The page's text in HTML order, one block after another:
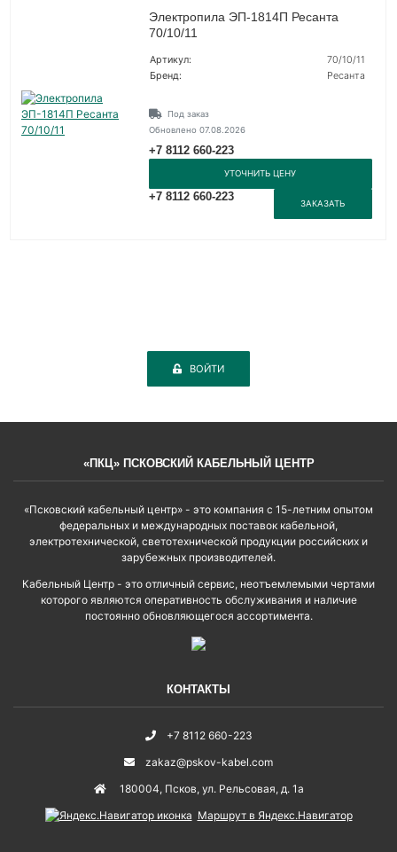
Электропила ЭП-1814П Ресанта
70/10/11
Артикул:
70/10/11
Бренд:
Ресанта
Под заказ
Обновлено 07.08.2026
+7 8112 660-223
УТОЧНИТЬ ЦЕНУ
+7 8112 660-223
ЗАКАЗАТЬ
ВОЙТИ
«ПКЦ» ПСКОВСКИЙ КАБЕЛЬНЫЙ ЦЕНТР
«Псковский кабельный центр» - это компания с 15-летним опытом
федеральных и международных поставок кабельной,
электротехнической, светотехнической продукции российских и
зарубежных производителей.
Кабельный Центр - это отличный сервис, неотъемлемыми чертами
которого являются оперативность обслуживания и наличие
постоянно обновляющегося ассортимента.
КОНТАКТЫ
+7 8112 660-223
zakaz@pskov-kabel.com
180004, Псков, ул. Рельсовая, д. 1а
Маршрут в Яндекс.Навигатор